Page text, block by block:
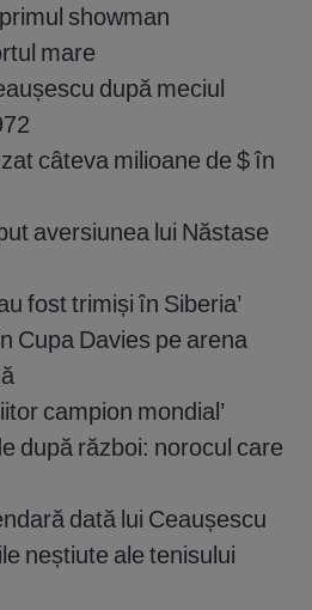
showman
mare
după meciul
câteva milioane de $ în
aversiunea lui Năstase
fost trimiși în Siberia’
Cupa Davies pe arena
campion mondial’
după război: norocul care
dată lui Ceaușescu
neștiute ale tenisului